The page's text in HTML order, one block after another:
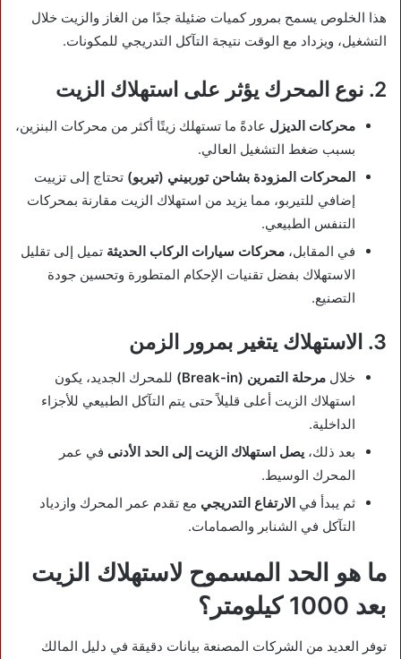
هذا الخلوص يسمح بمرور كميات ضئيلة جدًا من الغاز والزيت خلال
التشغيل، ويزداد مع الوقت نتيجة التآكل التدريجي للمكونات.
2. نوع المحرك يؤثر على استهلاك الزيت
محركات الديزل عادةً ما تستهلك زيتًا أكثر من محركات البنزين،
بسبب ضغط التشغيل العالي.
المحركات المزودة بشاحن توربيني (تيربو) تحتاج إلى تزييت
إضافي للتيربو، مما يزيد من استهلاك الزيت مقارنة بمحركات
التنفس الطبيعي.
في المقابل، محركات سيارات الركاب الحديثة تميل إلى تقليل
الاستهلاك بفضل تقنيات الإحكام المتطورة وتحسين جودة
التصنيع.
3. الاستهلاك يتغير بمرور الزمن
خلال مرحلة التمرين (Break-in)
للمحرك الجديد، يكون
استهلاك الزيت أعلى قليلاً حتى يتم التآكل الطبيعي للأجزاء
الداخلية.
بعد ذلك، يصل استهلاك الزيت إلى الحد الأدنى في عمر
المحرك الوسيط.
ثم يبدأ في الارتفاع التدريجي مع تقدم عمر المحرك وازدياد
التآكل في الشنابر والصمامات.
ما هو الحد المسموح لاستهلاك الزيت
بعد 1000 كيلومتر؟
توفر العديد من الشركات المصنعة بيانات دقيقة في دليل المالك